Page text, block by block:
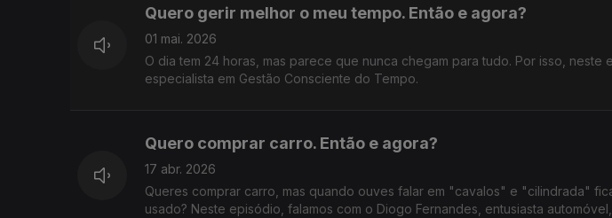
Quero gerir melhor o meu tempo. Então e agora?
01 mai. 2026
O dia tem 24 horas, mas parece que nunca chegam para tudo. Por isso, neste
especialista em Gestão Consciente do Tempo.
Quero comprar carro. Então e agora?
17 abr. 2026
Queres comprar carro, mas quando ouves falar em "cavalos" e "cilindrada"
usado? Neste episódio, falamos com o Diogo Fernandes, entusiasta